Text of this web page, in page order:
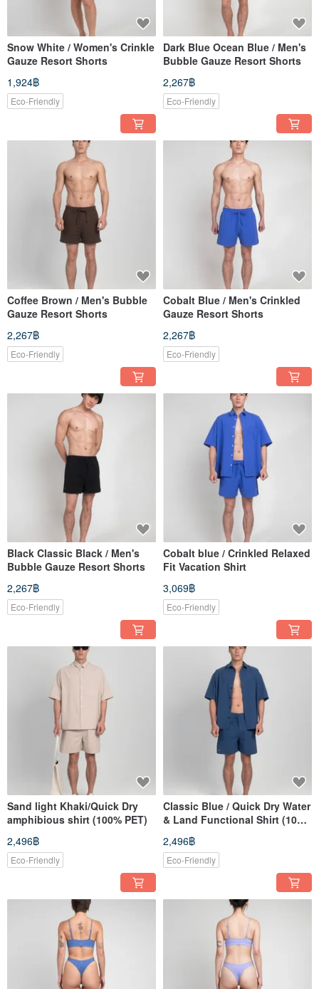
Snow White / Women's Crinkle
Gauze Resort Shorts
1,924฿
Eco-Friendly
Dark Blue Ocean Blue / Men's
Bubble Gauze Resort Shorts
2,267฿
Eco-Friendly
Coffee Brown / Men's Bubble
Gauze Resort Shorts
2,267฿
Eco-Friendly
Cobalt Blue / Men's Crinkled
Gauze Resort Shorts
2,267฿
Eco-Friendly
Black Classic Black / Men's
Bubble Gauze Resort Shorts
2,267฿
Eco-Friendly
Cobalt blue / Crinkled Relaxed
Fit Vacation Shirt
3,069฿
Eco-Friendly
Sand light Khaki/Quick Dry
amphibious shirt (100% PET)
2,496฿
Eco-Friendly
Classic Blue / Quick Dry Water
& Land Functional Shirt (100%
2,496฿
Eco-Friendly